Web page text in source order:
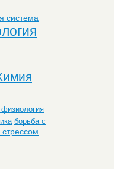
система
борьба с